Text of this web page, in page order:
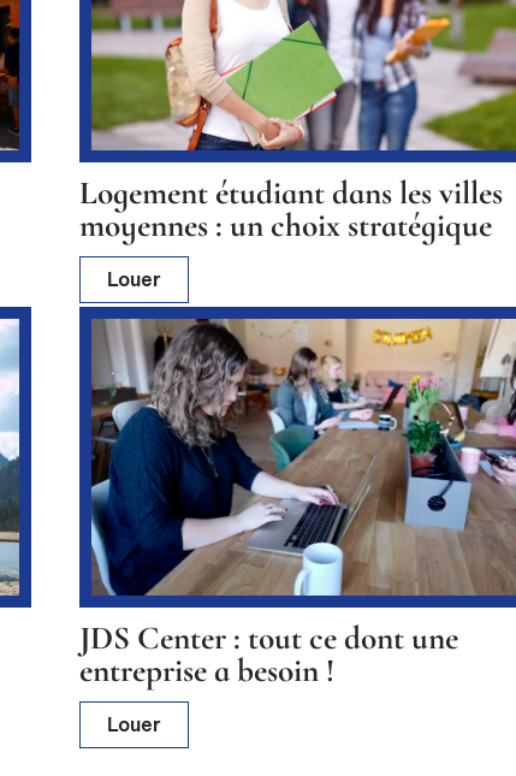
Logement étudiant dans les villes
moyennes : un choix stratégique
Louer
JDS Center : tout ce dont une
entreprise a besoin !
Louer